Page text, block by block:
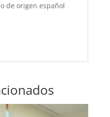
de origen español